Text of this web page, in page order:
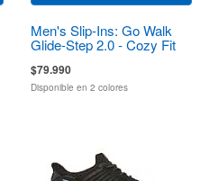
Men's Slip-Ins: Go Walk
Glide-Step 2.0 - Cozy Fit
$79.990
Disponible en 2 colores